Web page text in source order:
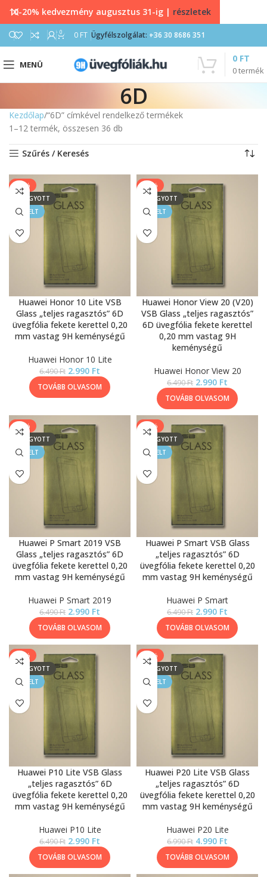
0 0 FT Ügyfélszolgálat: +36 30 8686 351
MENÜ
0termék
0 FT
6D
Kezdőlap “6D” címkével rendelkező termékek
1–12 termék, összesen 36 db
Szűrés / Keresés
-54%
ELFOGYOTT
KIEMELT
Huawei Honor 10 Lite VSB
Glass „teljes ragasztós” 6D
üvegfólia fekete kerettel 0,20
mm vastag 9H keménységű
Huawei Honor 10 Lite
6.490Ft 2.990 Ft
TOVÁBB OLVASOM
-54%
ELFOGYOTT
KIEMELT
Huawei Honor View 20 (V20)
VSB Glass „teljes ragasztós”
6D üvegfólia fekete kerettel
0,20 mm vastag 9H
keménységű
Huawei Honor View 20
6.490Ft 2.990 Ft
TOVÁBB OLVASOM
-54%
ELFOGYOTT
KIEMELT
Huawei P Smart 2019 VSB
Glass „teljes ragasztós” 6D
üvegfólia fekete kerettel 0,20
mm vastag 9H keménységű
Huawei P Smart 2019
6.490Ft 2.990 Ft
TOVÁBB OLVASOM
-54%
ELFOGYOTT
KIEMELT
Huawei P Smart VSB Glass
„teljes ragasztós” 6D
üvegfólia fekete kerettel 0,20
mm vastag 9H keménységű
Huawei P Smart
6.490Ft 2.990 Ft
TOVÁBB OLVASOM
-54%
ELFOGYOTT
KIEMELT
Huawei P10 Lite VSB Glass
„teljes ragasztós” 6D
üvegfólia fekete kerettel 0,20
mm vastag 9H keménységű
Huawei P10 Lite
6.490Ft 2.990 Ft
TOVÁBB OLVASOM
-29%
ELFOGYOTT
KIEMELT
Huawei P20 Lite VSB Glass
„teljes ragasztós” 6D
üvegfólia fekete kerettel 0,20
mm vastag 9H keménységű
Huawei P20 Lite
6.990Ft 4.990 Ft
TOVÁBB OLVASOM
10-20% kedvezmény augusztus 31-ig | részletek